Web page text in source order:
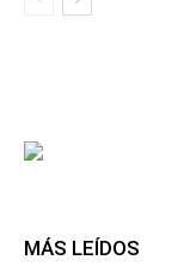
MÁS LEÍDOS